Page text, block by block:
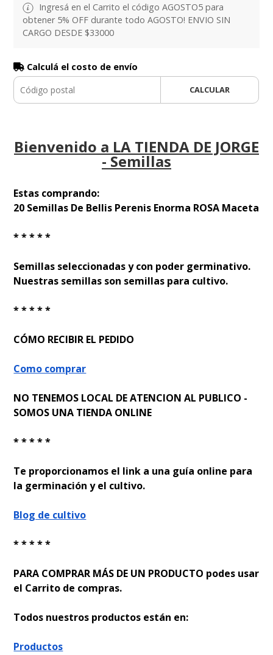
Ingresá en el Carrito el código AGOSTO5 para
obtener 5% OFF durante todo AGOSTO! ENVIO SIN
CARGO DESDE $33000
Calculá el costo de envío
CALCULAR
Bienvenido a LA TIENDA DE JORGE
- Semillas
Estas comprando:
20 Semillas De Bellis Perenis Enorma ROSA Maceta
* * * * *
Semillas seleccionadas y con poder germinativo.
Nuestras semillas son semillas para cultivo.
* * * * *
CÓMO RECIBIR EL PEDIDO
Como comprar
NO TENEMOS LOCAL DE ATENCION AL PUBLICO -
SOMOS UNA TIENDA ONLINE
* * * * *
Te proporcionamos el link a una guía online para
la germinación y el cultivo.
Blog de cultivo
* * * * *
PARA COMPRAR MÁS DE UN PRODUCTO podes usar
el Carrito de compras.
Todos nuestros productos están en:
Productos